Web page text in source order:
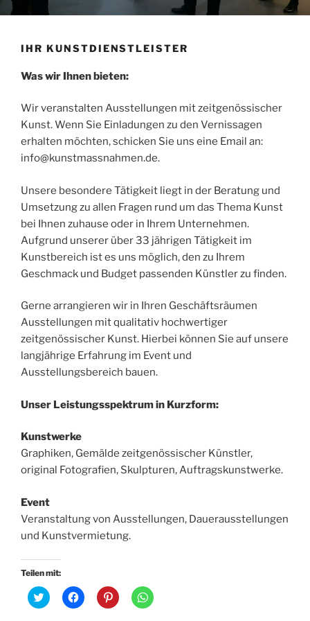
IHR KUNSTDIENSTLEISTER
Was wir Ihnen bieten:
Wir veranstalten Ausstellungen mit zeitgenössischer
Kunst. Wenn Sie Einladungen zu den Vernissagen
erhalten möchten, schicken Sie uns eine Email an:
info@kunstmassnahmen.de.
Unsere besondere Tätigkeit liegt in der Beratung und
Umsetzung zu allen Fragen rund um das Thema Kunst
bei Ihnen zuhause oder in Ihrem Unternehmen.
Aufgrund unserer über 33 jährigen Tätigkeit im
Kunstbereich ist es uns möglich, den zu Ihrem
Geschmack und Budget passenden Künstler zu finden.
Gerne arrangieren wir in Ihren Geschäftsräumen
Ausstellungen mit qualitativ hochwertiger
zeitgenössischer Kunst. Hierbei können Sie auf unsere
langjährige Erfahrung im Event und
Ausstellungsbereich bauen.
Unser Leistungsspektrum in Kurzform:
Kunstwerke
Graphiken, Gemälde zeitgenössischer Künstler,
original Fotografien, Skulpturen, Auftragskunstwerke.
Event
Veranstaltung von Ausstellungen, Dauerausstellungen
und Kunstvermietung.
Teilen mit:
K
l
K
l
K
l
K
l